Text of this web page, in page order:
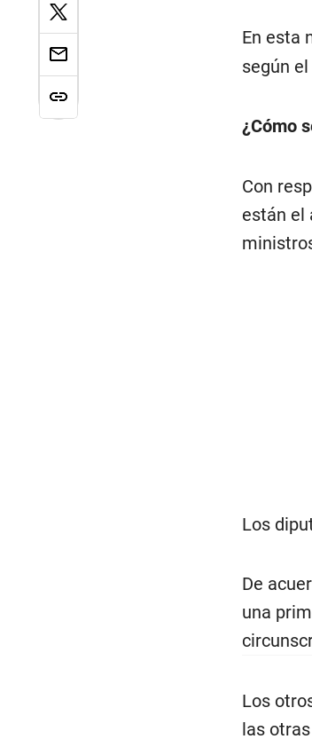
En esta
según
¿Cómo
Con
están el
Los
De
una
Los
las